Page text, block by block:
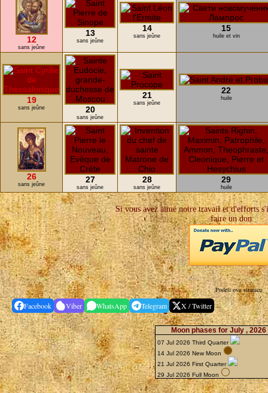
12
sans jeûne
13
sans jeûne
14
sans jeûne
15
huile et vin
19
sans jeûne 20
sans jeûne
21
sans jeûne
22
huile
26
sans jeûne 27
sans jeûne
28
sans jeûne
29
huile
Si vous avez aimé notre travail et d'efforts
faire un don:
Podeli ovu stranicu
Facebook Viber WhatsApp Telegram X / Twitter
Moon phases for July , 2026
07 Jul 2026 Third Quarter
14 Jul 2026 New Moon
21 Jul 2026 First Quarter
29 Jul 2026 Full Moon